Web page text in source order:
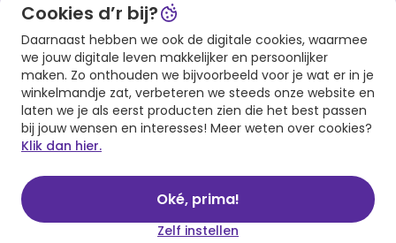
Download onze app
Cookies d’r bij?
Daarnaast hebben we ook de digitale cookies, waarmee
we jouw digitale leven makkelijker en persoonlijker
maken. Zo onthouden we bijvoorbeeld voor je wat er in je
winkelmandje zat, verbeteren we steeds onze website en
laten we je als eerst producten zien die het best passen
bij jouw wensen en interesses! Meer weten over cookies?
Klik dan hier.
Oké, prima!
Zelf instellen